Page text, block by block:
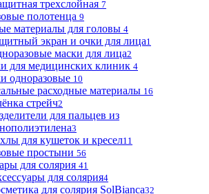
трехслойная 7
полотенца 9
материалы для головы 4
экран и очки для лица1
маски для лица2
для медицинских клиник 4
одноразовые 10
расходные материалы 16
стрейч2
для пальцев из
3
для кушеток и кресел11
простыни 56
для солярия 41
для солярия4
для солярия SolBianca32